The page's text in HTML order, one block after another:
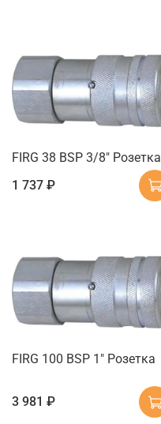
FIRG 38 BSP 3/8" Розетка
1 737 ₽
FIRG 100 BSP 1" Розетка
3 981 ₽